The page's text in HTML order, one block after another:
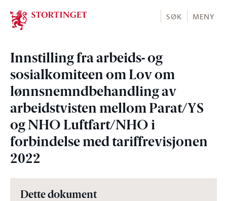
Stortinget.no
SØK MENY
Innstilling fra arbeids- og
sosialkomiteen om Lov om
lønnsnemndbehandling av
arbeidstvisten mellom Parat/YS
og NHO Luftfart/NHO i
forbindelse med tariffrevisjonen
2022
Dette dokument